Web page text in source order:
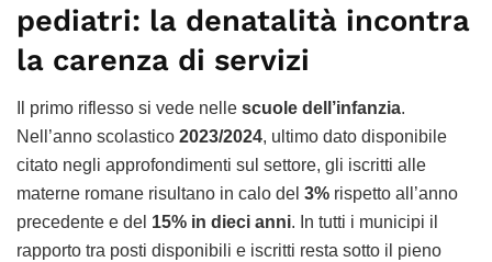
pediatri: la denatalità incontra
la carenza di servizi
Il primo riflesso si vede nelle scuole dell’infanzia.
Nell’anno scolastico 2023/2024, ultimo dato disponibile
citato negli approfondimenti sul settore, gli iscritti alle
materne romane risultano in calo del 3% rispetto all’anno
precedente e del 15% in dieci anni. In tutti i municipi il
rapporto tra posti disponibili e iscritti resta sotto il pieno